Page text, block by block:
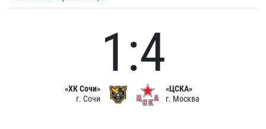
«ХК Сочи»
г. Сочи
1:4
«ЦСКА»
г. Москва